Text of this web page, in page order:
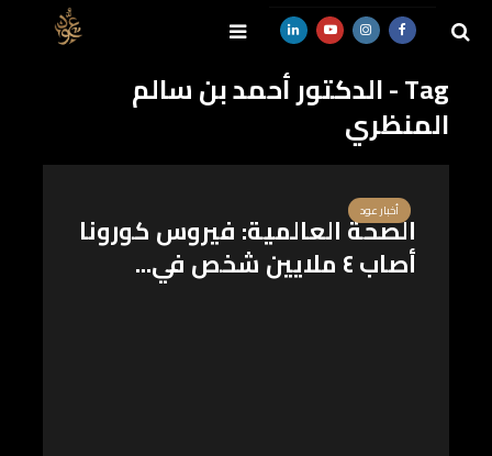
Tag - الدكتور أحمد بن سالم
المنظري
أخبار عود
الصحة العالمية: فيروس كورونا
أصاب ٤ ملايين شخص في...